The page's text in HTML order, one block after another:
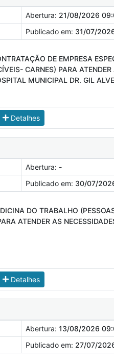
Abertura: 21/08/2026
Publicado em: 31/07/
DE EMPRESA
CARNES) PARA
MUNICIPAL DR. GIL
Detalhes
Abertura: -
Publicado em: 30/07/
DO TRABALHO
ATENDER AS
Detalhes
Abertura: 13/08/2026
Publicado em: 27/07/